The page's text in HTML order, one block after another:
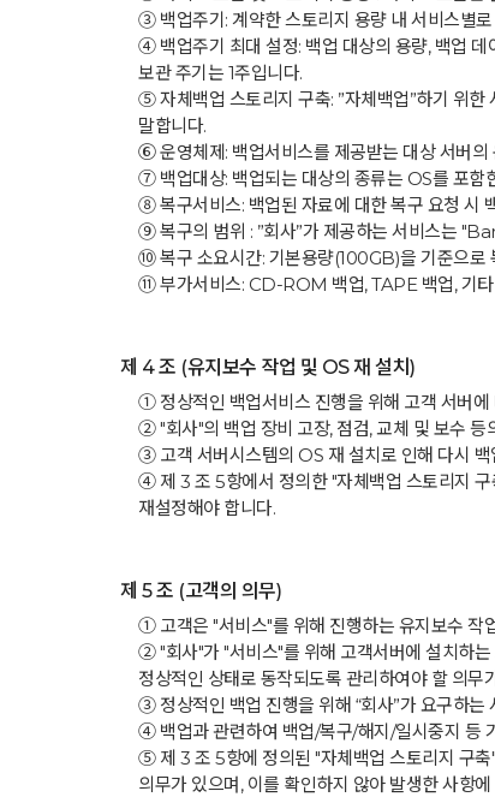
③ 백업주기: 계약한 스토리지 용량 내 서비스별
④ 백업주기 최대 설정: 백업 대상의 용량, 백업 데
보관 주기는 1주입니다.
⑤ 자체백업 스토리지 구축: ”자체백업”하기 위한
말합니다.
⑥ 운영체제: 백업서비스를 제공받는 대상 서버
⑦ 백업대상: 백업되는 대상의 종류는 OS를 포
⑧ 복구서비스: 백업된 자료에 대한 복구 요청 시
⑨ 복구의 범위 : ”회사”가 제공하는 서비스는
⑩ 복구 소요시간: 기본용량(100GB)을 기준으로
⑪ 부가서비스: CD-ROM 백업, TAPE 백업, 기타
제 4 조 (유지보수 작업 및 OS 재 설치)
① 정상적인 백업서비스 진행을 위해 고객 서버에
② "회사"의 백업 장비 고장, 점검, 교체 및 보수 등
③ 고객 서버시스템의 OS 재 설치로 인해 다시
④ 제 3 조 5항에서 정의한 "자체백업 스토리지 구
재설정해야 합니다.
제 5 조 (고객의 의무)
① 고객은 "서비스"를 위해 진행하는 유지보수 작
② "회사"가 "서비스"를 위해 고객서버에 설치하
정상적인 상태로 동작되도록 관리하여야 할 의무
③ 정상적인 백업 진행을 위해 “회사”가 요구하는
④ 백업과 관련하여 백업/복구/해지/일시중지 등
⑤ 제 3 조 5항에 정의된 "자체백업 스토리지 구
의무가 있으며, 이를 확인하지 않아 발생한 사항